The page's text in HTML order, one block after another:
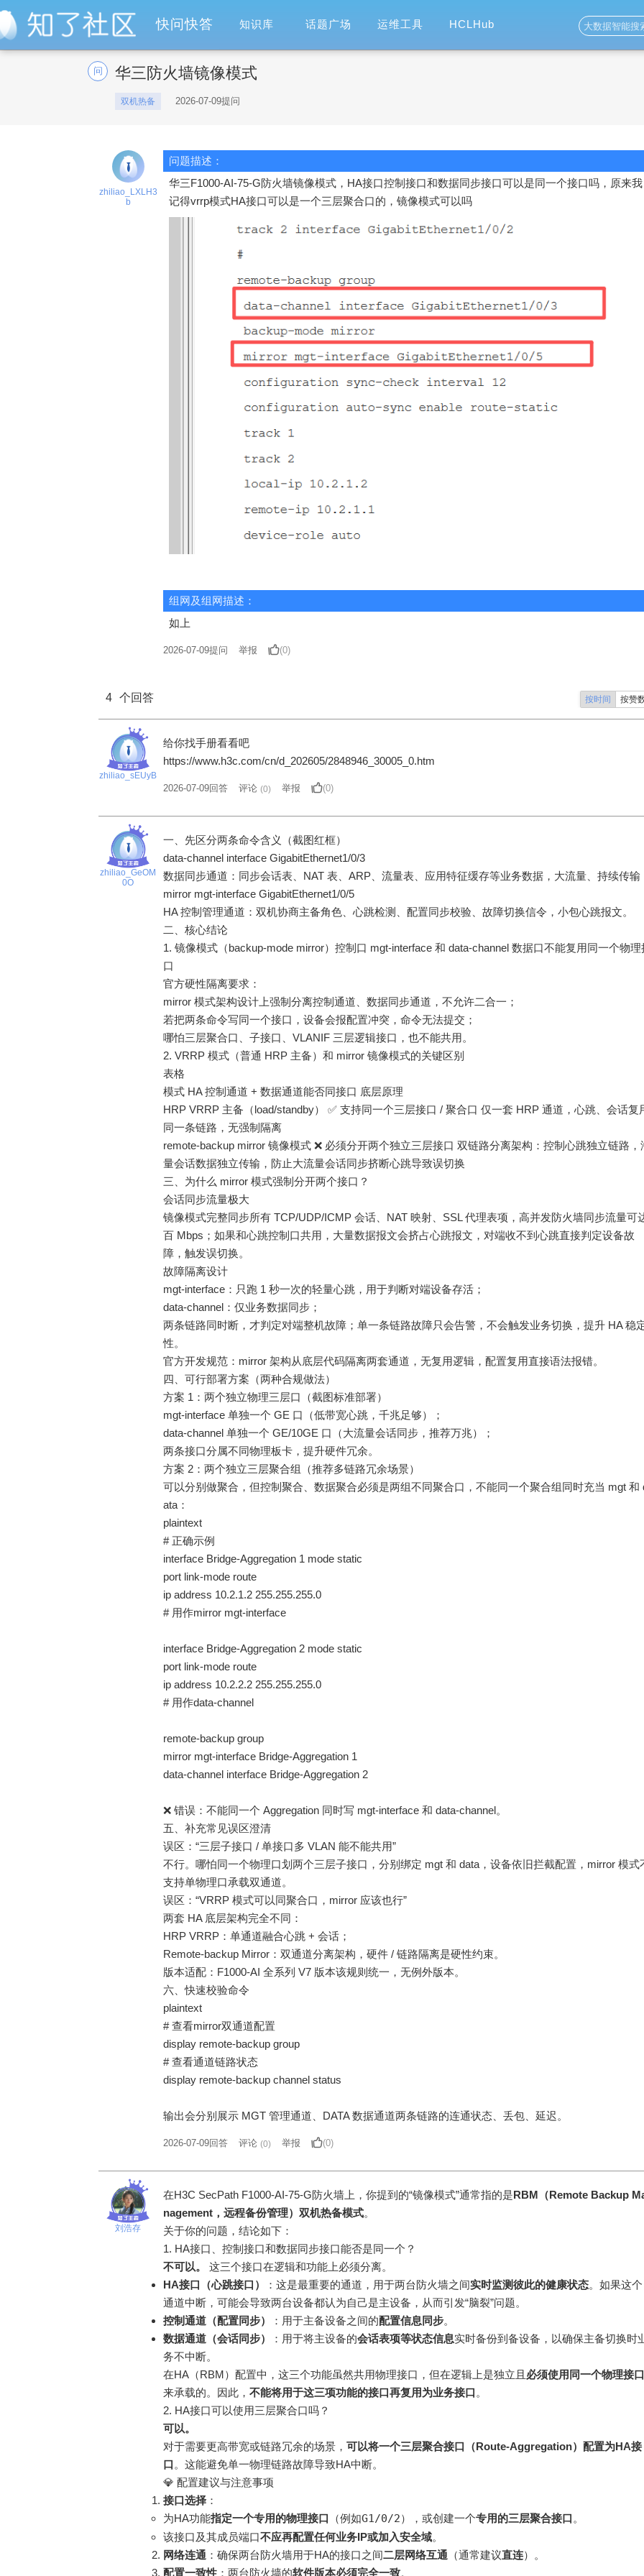
快问快答 知识库 话题广场 运维工具 HCLHub
问 华三防火墙镜像模式
双机热备 2026-07-09提问
zhiliao_LXLH3
b
问题描述：
华三F1000-AI-75-G防火墙镜像模式，HA接口控制接口和数据同步接口可以是同一个接口吗，原来我
记得vrrp模式HA接口可以是一个三层聚合口的，镜像模式可以吗
组网及组网描述：
如上
2026-07-09提问 举报 (0)
4 个回答 按时间 按赞
zhiliao_sEUyB
给你找手册看看吧
https://www.h3c.com/cn/d_202605/2848946_30005_0.htm
2026-07-09回答 评论 (0) 举报 (0)
zhiliao_GeOM
0O
一、先区分两条命令含义（截图红框）
data-channel interface GigabitEthernet1/0/3
数据同步通道：同步会话表、NAT 表、ARP、流量表、应用特征缓存等业务数据，大流量、持续传输
mirror mgt-interface GigabitEthernet1/0/5
HA 控制管理通道：双机协商主备角色、心跳检测、配置同步校验、故障切换信令，小包心跳报文。
二、核心结论
1. 镜像模式（backup-mode mirror）控制口 mgt-interface 和 data-channel 数据口不能复用同一个物理
口
官方硬性隔离要求：
mirror 模式架构设计上强制分离控制通道、数据同步通道，不允许二合一；
若把两条命令写同一个接口，设备会报配置冲突，命令无法提交；
哪怕三层聚合口、子接口、VLANIF 三层逻辑接口，也不能共用。
2. VRRP 模式（普通 HRP 主备）和 mirror 镜像模式的关键区别
表格
模式 HA 控制通道 + 数据通道能否同接口 底层原理
HRP VRRP 主备（load/standby） ✅ 支持同一个三层接口 / 聚合口 仅一套 HRP 通道，心跳、会话复
同一条链路，无强制隔离
remote-backup mirror 镜像模式 ❌ 必须分开两个独立三层接口 双链路分离架构：控制心跳独立链路，
量会话数据独立传输，防止大流量会话同步挤断心跳导致误切换
三、为什么 mirror 模式强制分开两个接口？
会话同步流量极大
镜像模式完整同步所有 TCP/UDP/ICMP 会话、NAT 映射、SSL 代理表项，高并发防火墙同步流量可
百 Mbps；如果和心跳控制口共用，大量数据报文会挤占心跳报文，对端收不到心跳直接判定设备故
障，触发误切换。
故障隔离设计
mgt-interface：只跑 1 秒一次的轻量心跳，用于判断对端设备存活；
data-channel：仅业务数据同步；
两条链路同时断，才判定对端整机故障；单一条链路故障只会告警，不会触发业务切换，提升 HA 稳
性。
官方开发规范：mirror 架构从底层代码隔离两套通道，无复用逻辑，配置复用直接语法报错。
四、可行部署方案（两种合规做法）
方案 1：两个独立物理三层口（截图标准部署）
mgt-interface 单独一个 GE 口（低带宽心跳，千兆足够）；
data-channel 单独一个 GE/10GE 口（大流量会话同步，推荐万兆）；
两条接口分属不同物理板卡，提升硬件冗余。
方案 2：两个独立三层聚合组（推荐多链路冗余场景）
可以分别做聚合，但控制聚合、数据聚合必须是两组不同聚合口，不能同一个聚合组同时充当 mgt 和
ata：
plaintext
# 正确示例
interface Bridge-Aggregation 1 mode static
port link-mode route
ip address 10.2.1.2 255.255.255.0
# 用作mirror mgt-interface
interface Bridge-Aggregation 2 mode static
port link-mode route
ip address 10.2.2.2 255.255.255.0
# 用作data-channel
remote-backup group
mirror mgt-interface Bridge-Aggregation 1
data-channel interface Bridge-Aggregation 2
❌ 错误：不能同一个 Aggregation 同时写 mgt-interface 和 data-channel。
五、补充常见误区澄清
误区：“三层子接口 / 单接口多 VLAN 能不能共用”
不行。哪怕同一个物理口划两个三层子接口，分别绑定 mgt 和 data，设备依旧拦截配置，mirror 模式
支持单物理口承载双通道。
误区：“VRRP 模式可以同聚合口，mirror 应该也行”
两套 HA 底层架构完全不同：
HRP VRRP：单通道融合心跳 + 会话；
Remote-backup Mirror：双通道分离架构，硬件 / 链路隔离是硬性约束。
版本适配：F1000-AI 全系列 V7 版本该规则统一，无例外版本。
六、快速校验命令
plaintext
# 查看mirror双通道配置
display remote-backup group
# 查看通道链路状态
display remote-backup channel status
输出会分别展示 MGT 管理通道、DATA 数据通道两条链路的连通状态、丢包、延迟。
2026-07-09回答 评论 (0) 举报 (0)
刘浩存
在H3C SecPath F1000-AI-75-G防火墙上，你提到的“镜像模式”通常指的是RBM（Remote Backup
nagement，远程备份管理）双机热备模式。
关于你的问题，结论如下：
1. HA接口、控制接口和数据同步接口能否是同一个？
不可以。
这三个接口在逻辑和功能上必须分离。
HA接口（心跳接口）
：这是最重要的通道，用于两台防火墙之间实时监测彼此的健康状态。如果这个
通道中断，可能会导致两台设备都认为自己是主设备，从而引发“脑裂”问题。
控制通道（配置同步）
：用于主备设备之间的配置信息同步。
数据通道（会话同步）
：用于将主设备的会话表项等状态信息实时备份到备设备，以确保主备切换时
务不中断。
在HA（RBM）配置中，这三个功能虽然共用物理接口，但在逻辑上是独立且 必须使用同一个物理接口
来承载的。因此， 不能将用于这三项功能的接口再复用为业务接口 。
2. HA接口可以使用三层聚合口吗？
可以。
对于需要更高带宽或链路冗余的场景， 可以将一个三层聚合接口（Route-Aggregation）配置为HA接
口 。这能避免单一物理链路故障导致HA中断。
💎 配置建议与注意事项
接口选择 ：
为HA功能指定一个专用的物理接口 （例如G1/0/2） ，或创建一个专用的三层聚合接口 。
该接口及其成员端口不应再配置任何业务IP或加入安全域。
网络连通 ：确保两台防火墙用于HA的接口之间二层网络互通 （通常建议直连）
。
配置一致性 ：两台防火墙的软件版本必须完全一致。